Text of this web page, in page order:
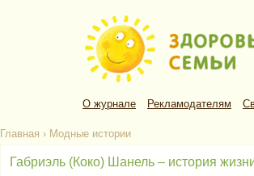
О журнале Рекламодателям
Главная › Модные истории
Габриэль (Коко) Шанель – история